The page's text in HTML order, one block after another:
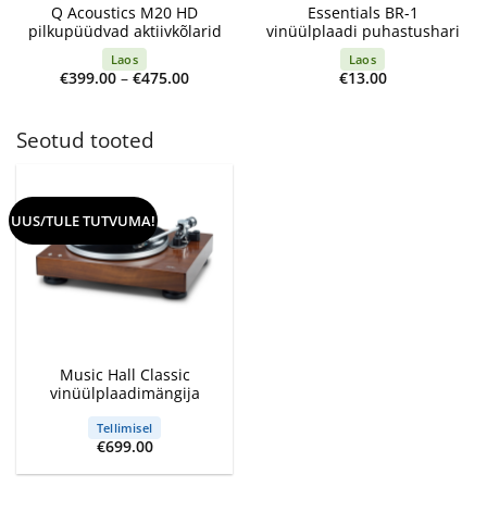
Q Acoustics M20 HD
pilkupüüdvad aktiivkõlarid
Laos
€399.00 – €475.00Price
Essentials BR-1
vinüülplaadi puhastushari
Laos
€13.00
Seotud tooted
UUS/TULE TUTVUMA!
Music Hall Classic
vinüülplaadimängija
Tellimisel
€699.00